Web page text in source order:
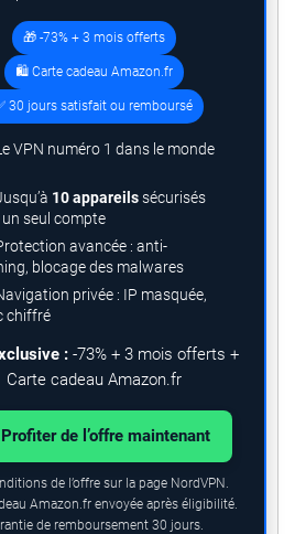
🎁 -73% + 3 mois offerts
🛍️ Carte cadeau Amazon.fr
30 jours satisfait ou remboursé
VPN numéro 1 dans le monde
10 appareilssécurisés
seul compte
avancée : anti-
blocage des malwares
privée : IP masquée,
chiffré
: -73% + 3 mois offerts +
Carte cadeau Amazon.fr
de l’offre maintenant
de l’offre sur la page NordVPN.
Amazon.fr envoyée après éligibilité.
de remboursement 30 jours.